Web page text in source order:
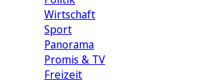
Wirtschaft
Sport
Panorama
Promis & TV
Freizeit